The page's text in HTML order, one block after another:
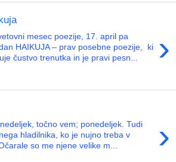
›
mesec poezije, 17. april pa
HAIKUJA – prav posebne poezije, ki
čustvo trenutka in je pravi pesn...
›
točno vem; ponedeljek. Tudi
hladilnika, ko je nujno treba v
so me njene velike m...